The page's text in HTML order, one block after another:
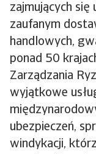
zajmujących się
zaufanym
handlowych,
ponad 50
Zarządzania
wyjątkowe
ubezpieczeń,
windykacji,